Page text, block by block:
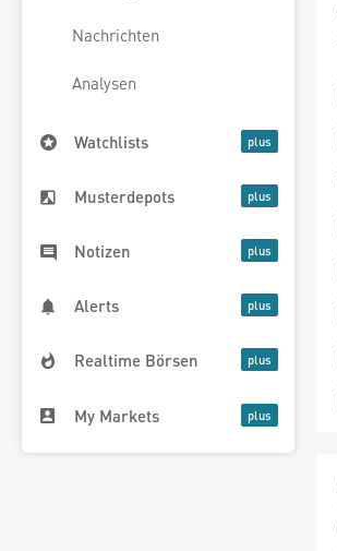
Nachrichten
Analysen
Watchlists
Musterdepots
Notizen
Alerts
Realtime Börsen
My Markets